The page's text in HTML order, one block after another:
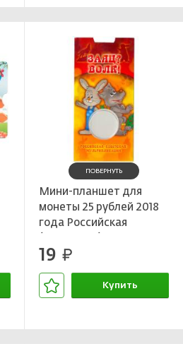
ПОВЕРНУТЬ
Мини-планшет для
монеты 25 рублей 2018
года Российская
мультипликация — Ну
19 руб.
Купить